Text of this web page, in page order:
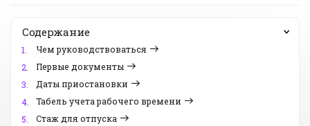
Содержание
1.
Чем руководствоваться
2.
Первые документы
3.
Даты приостановки
4.
Табель учета рабочего времени
5.
Стаж для отпуска